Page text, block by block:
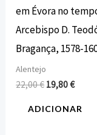
em Évora no
Arcebispo D.
Bragança, 1578-
Alentejo
22,00€ 19,80€
ADICIONAR